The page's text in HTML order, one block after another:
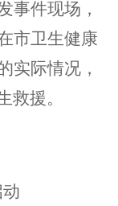
事件现场，
市卫生健康
实际情况，
救援。